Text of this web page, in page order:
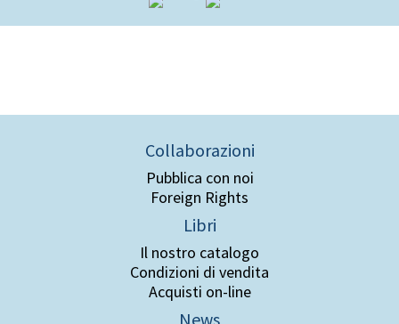
Collaborazioni
Pubblica con noi
Foreign Rights
Libri
Il nostro catalogo
Condizioni di vendita
Acquisti on-line
News